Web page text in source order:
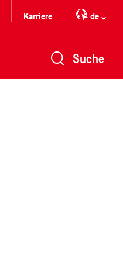
Karriere de
Suche